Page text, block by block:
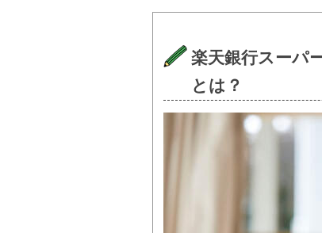
楽天銀行スーパ
とは？